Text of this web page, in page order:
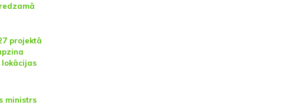
projektā
lokācijas
ministrs